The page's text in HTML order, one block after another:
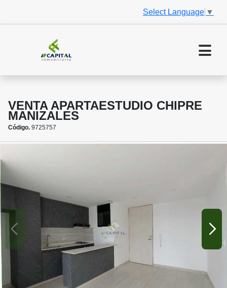
Select Language ▼
VENTA APARTAESTUDIO CHIPRE
MANIZALES
Código. 9725757